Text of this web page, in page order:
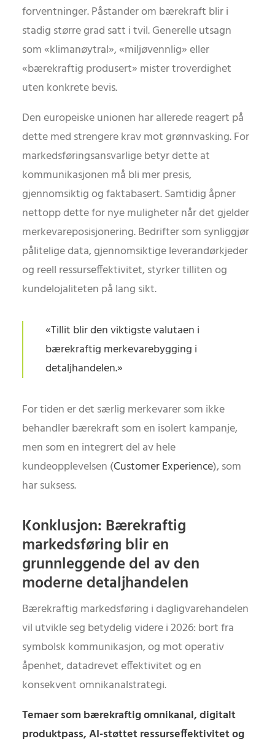
forventninger. Påstander om bærekraft blir i
stadig større grad satt i tvil. Generelle utsagn
som «klimanøytral», «miljøvennlig» eller
«bærekraftig produsert» mister troverdighet
uten konkrete bevis.
Den europeiske unionen har allerede reagert på
dette med strengere krav mot grønnvasking. For
markedsføringsansvarlige betyr dette at
kommunikasjonen må bli mer presis,
gjennomsiktig og faktabasert. Samtidig åpner
nettopp dette for nye muligheter når det gjelder
merkevareposisjonering. Bedrifter som synliggjør
pålitelige data, gjennomsiktige leverandørkjeder
og reell ressurseffektivitet, styrker tilliten og
kundelojaliteten på lang sikt.
«Tillit blir den viktigste valutaen i
bærekraftig merkevarebygging i
detaljhandelen.»
For tiden er det særlig merkevarer som ikke
behandler bærekraft som en isolert kampanje,
men som en integrert del av hele
kundeopplevelsen (Customer Experience), som
har suksess.
Konklusjon: Bærekraftig
markedsføring blir en
grunnleggende del av den
moderne detaljhandelen
Bærekraftig markedsføring i dagligvarehandelen
vil utvikle seg betydelig videre i 2026: bort fra
symbolsk kommunikasjon, og mot operativ
åpenhet, datadrevet effektivitet og en
konsekvent omnikanalstrategi.
Temaer som bærekraftig omnikanal, digitalt
produktpass, AI-støttet ressurseffektivitet og